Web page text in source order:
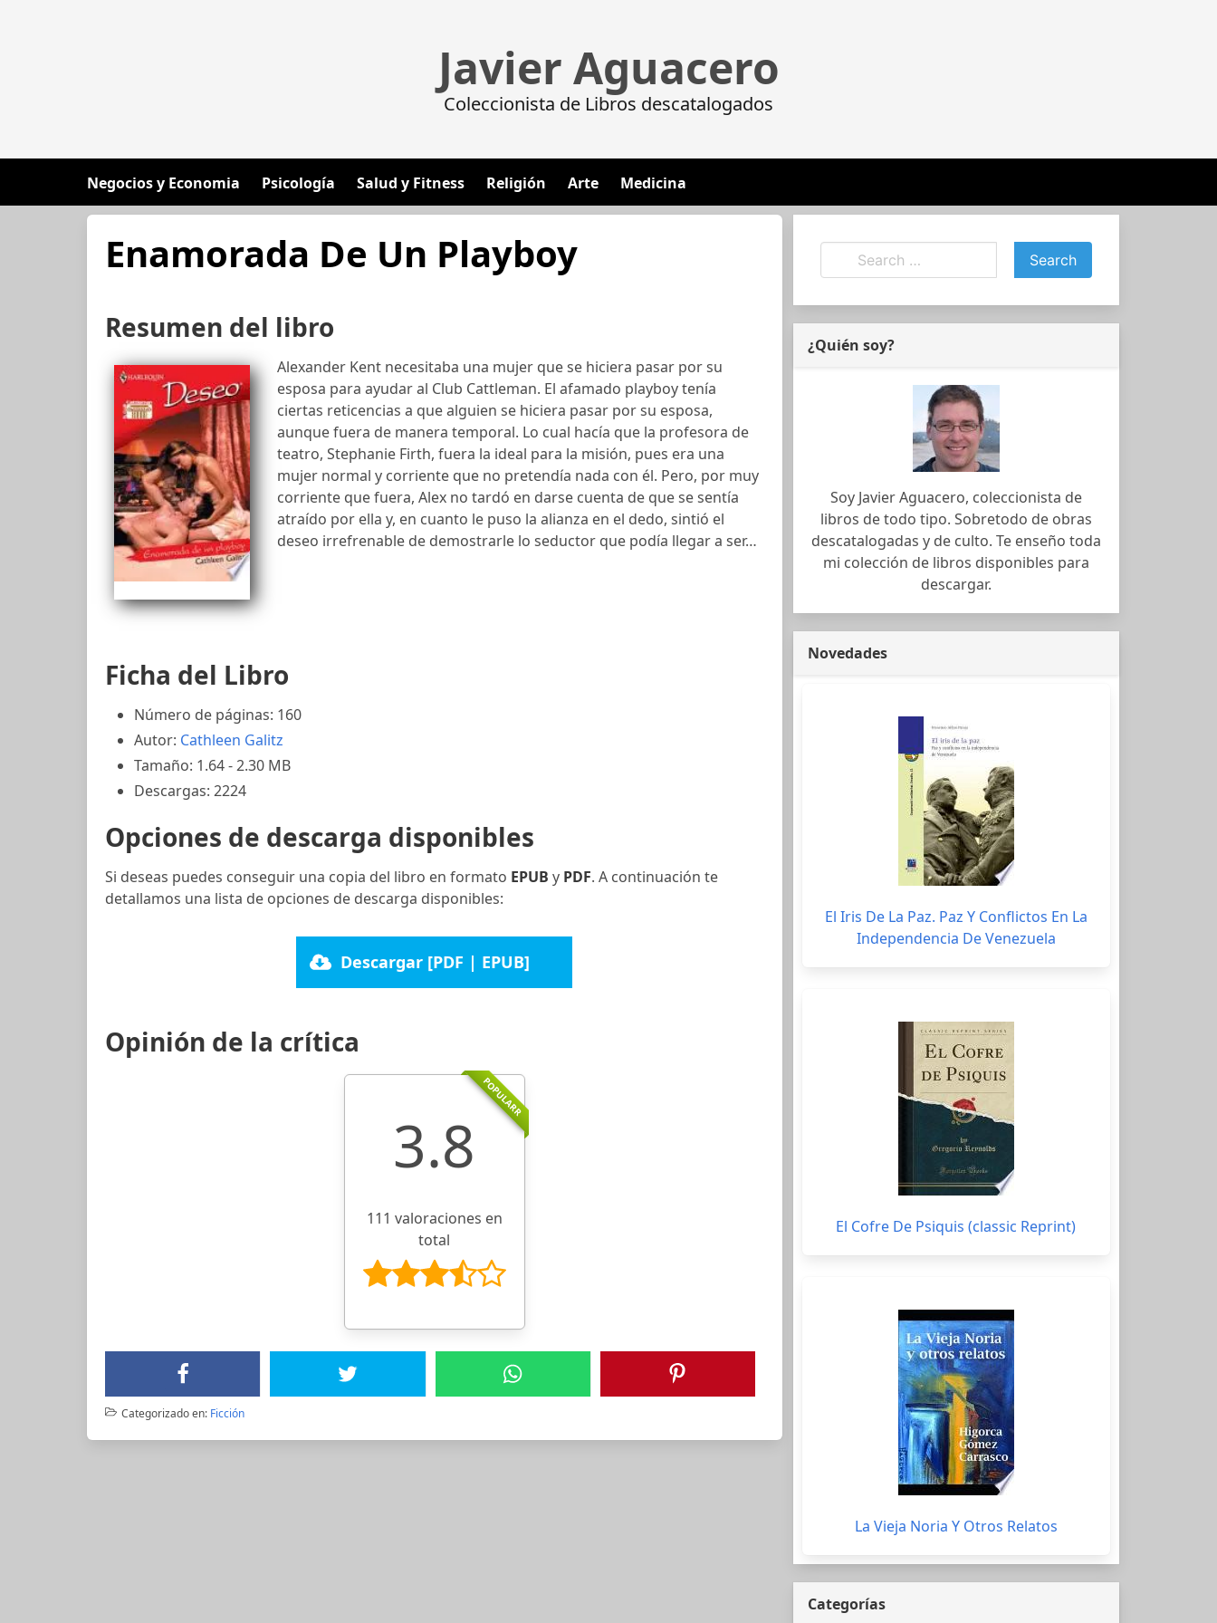
Javier Aguacero
Coleccionista de Libros descatalogados
Negocios y Economia Psicología Salud y Fitness Religión Arte Medicina
Enamorada De Un Playboy
Resumen del libro
Alexander Kent necesitaba una mujer que se hiciera pasar por su
esposa para ayudar al Club Cattleman. El afamado playboy tenía
ciertas reticencias a que alguien se hiciera pasar por su esposa,
aunque fuera de manera temporal. Lo cual hacía que la profesora de
teatro, Stephanie Firth, fuera la ideal para la misión, pues era una
mujer normal y corriente que no pretendía nada con él. Pero, por muy
corriente que fuera, Alex no tardó en darse cuenta de que se sentía
atraído por ella y, en cuanto le puso la alianza en el dedo, sintió el
deseo irrefrenable de demostrarle lo seductor que podía llegar a ser…
Ficha del Libro
Número de páginas: 160
Autor: Cathleen Galitz
Tamaño: 1.64 - 2.30 MB
Descargas: 2224
Opciones de descarga disponibles
Si deseas puedes conseguir una copia del libro en formato EPUB y PDF. A continuación te
detallamos una lista de opciones de descarga disponibles:
Descargar [PDF | EPUB]
Opinión de la crítica
POPULARR
3.8
111 valoraciones en
total
Categorizado en: Ficción
¿Quién soy?
Soy Javier Aguacero, coleccionista de
libros de todo tipo. Sobretodo de obras
descatalogadas y de culto. Te enseño toda
mi colección de libros disponibles para
descargar.
Novedades
El Iris De La Paz. Paz Y Conflictos En La
Independencia De Venezuela
El Cofre De Psiquis (classic Reprint)
La Vieja Noria Y Otros Relatos
Categorías